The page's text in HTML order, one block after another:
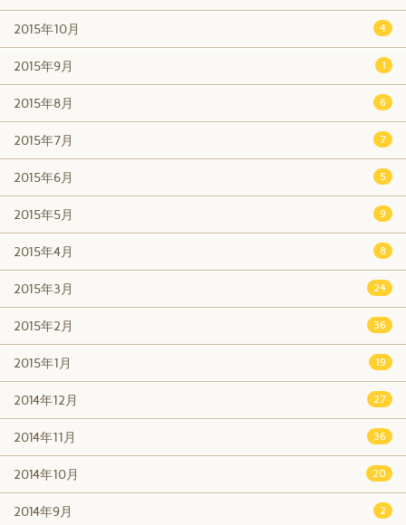
4
2015年10月
1
2015年9月
6
2015年8月
7
2015年7月
5
2015年6月
9
2015年5月
8
2015年4月
24
2015年3月
36
2015年2月
19
2015年1月
27
2014年12月
36
2014年11月
20
2014年10月
2
2014年9月